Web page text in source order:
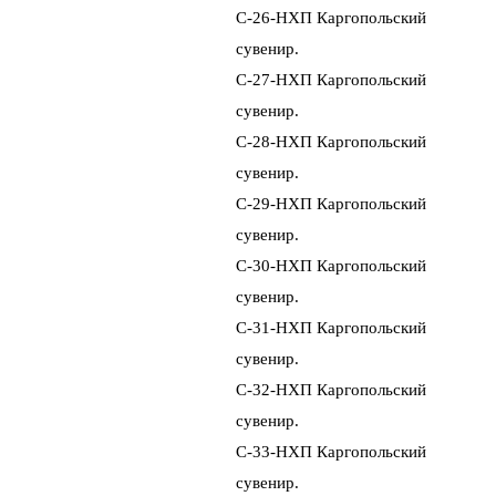
Сувенир
Сундук
Сухарница
Тарелка
Туес
Футляр деревянный
Чаша
Шкатулка береста
Шкатулка
Щепная птица
Набор
Ларец
Ларчик
Ложка
Лопатка
Лоток
Платок
Сумка
Мешок
Тюфячок
Скатерть
Салфетка
Рюкзак
Рукавичка
Шапка вязаная
Шаль
Футляр вязаный
Сумка вязаная
Повязка вязаная
С-26-НХП Каpгопольский
сувениp.
С-27-НХП Каpгопольский
сувениp.
С-28-НХП Каpгопольский
сувениp.
С-29-НХП Каpгопольский
сувениp.
С-30-НХП Каpгопольский
сувениp.
С-31-НХП Каpгопольский
сувениp.
С-32-НХП Каpгопольский
сувениp.
С-33-НХП Каpгопольский
сувениp.